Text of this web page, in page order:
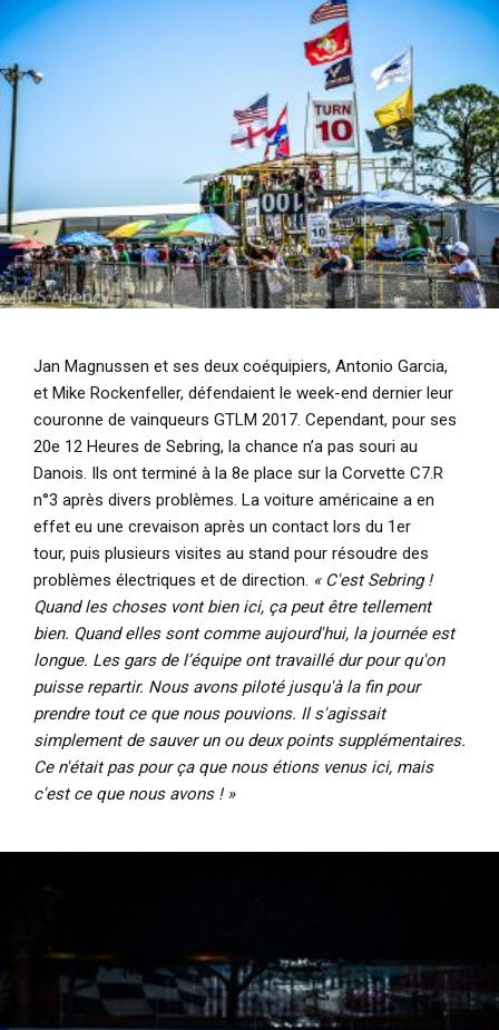
Jan Magnussen et ses deux coéquipiers, Antonio Garcia,
et Mike Rockenfeller, défendaient le week-end dernier leur
couronne de vainqueurs GTLM 2017. Cependant, pour ses
20e 12 Heures de Sebring, la chance n’a pas souri au
Danois. Ils ont terminé à la 8e place sur la Corvette C7.R
n°3 après divers problèmes. La voiture américaine a en
effet eu une crevaison après un contact lors du 1er
tour, puis plusieurs visites au stand pour résoudre des
problèmes électriques et de direction. « C'est Sebring !
Quand les choses vont bien ici, ça peut être tellement
bien. Quand elles sont comme aujourd'hui, la journée est
longue. Les gars de l’équipe ont travaillé dur pour qu'on
puisse repartir. Nous avons piloté jusqu'à la fin pour
prendre tout ce que nous pouvions. Il s'agissait
simplement de sauver un ou deux points supplémentaires.
Ce n'était pas pour ça que nous étions venus ici, mais
c'est ce que nous avons ! »